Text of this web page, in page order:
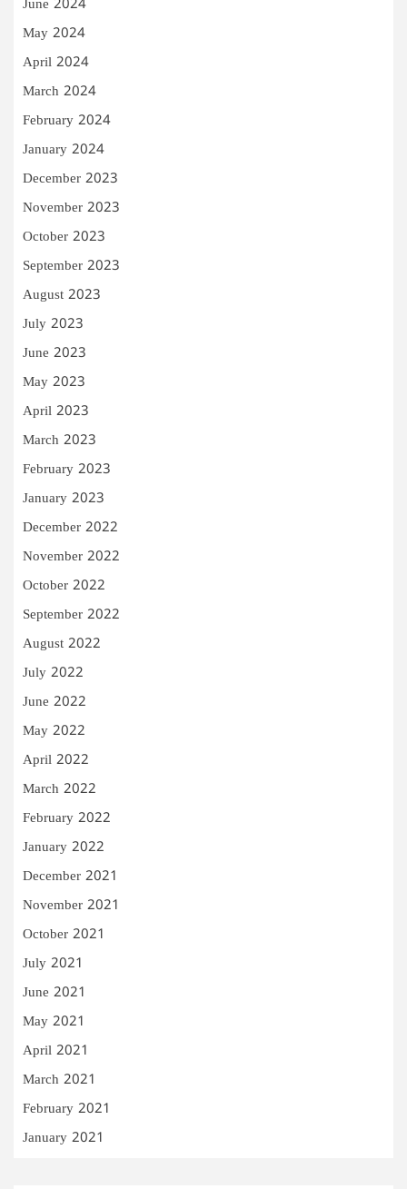
June 2024
May 2024
April 2024
March 2024
February 2024
January 2024
December 2023
November 2023
October 2023
September 2023
August 2023
July 2023
June 2023
May 2023
April 2023
March 2023
February 2023
January 2023
December 2022
November 2022
October 2022
September 2022
August 2022
July 2022
June 2022
May 2022
April 2022
March 2022
February 2022
January 2022
December 2021
November 2021
October 2021
July 2021
June 2021
May 2021
April 2021
March 2021
February 2021
January 2021